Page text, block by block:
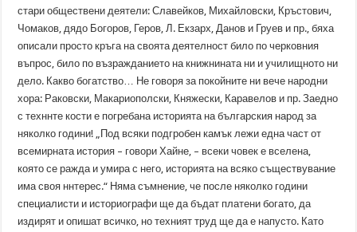
стари обществени деятели: Славейков, Михайловски, Кръстович,
Чомаков, дядо Богоров, Геров, Л. Екзарх, Данов и Груев и пр., бяха
описали просто кръга на своята деятелност било по черковния
въпрос, било по възражданието на книжнината ни и училищното ни
дело. Какво богатство… Не говоря за покойните ни вече народни
хора: Раковски, Макариополски, Княжески, Каравелов и пр. Заедно
с техннте кости е погребана историята на българския народ за
няколко години! „Под всяки подгробен камък лежи една част от
всемирната история – говори Хайне, – всеки човек е вселена,
която се ражда и умира с него, историята на всяко съществувание
има своя ннтерес.“ Няма съмнение, че после няколко години
специалисти и историографи ще да бъдат платени богато, да
издирят и опишат всичко, но техният труд ще да е напусто. Като